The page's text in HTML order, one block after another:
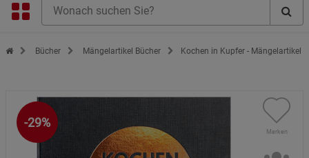
Zur Startseite des Kopp Verlag Online-Shop
Bücher Mängelartikel Bücher Kochen in Kupfer - Mängelartikel
-29%
Merken